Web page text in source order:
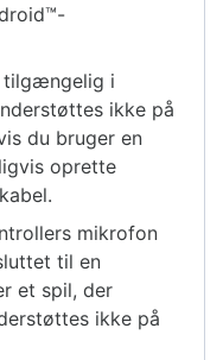
tilgængelig i
ikke på
du bruger en
oprette
mikrofon
til en
et spil, der
ikke på